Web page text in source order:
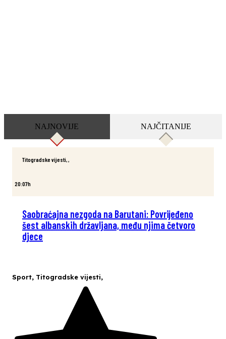
NAJNOVIJE NAJČITANIJE
Titogradske vijesti
20:07h
Saobraćajna nezgoda na Barutani: Povrijeđeno
šest albanskih državljana, među njima četvoro
djece
Sport, Titogradske vijesti,